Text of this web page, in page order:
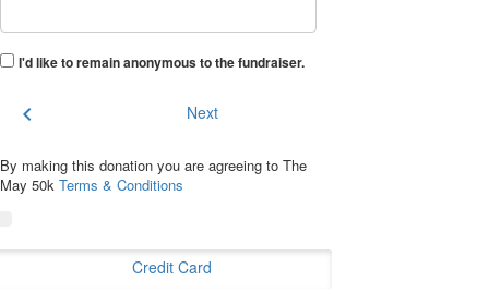
I'd like to remain anonymous to the fundraiser.
chevron_left Next
By making this donation you are agreeing to The
May 50k Terms & Conditions
Credit Card